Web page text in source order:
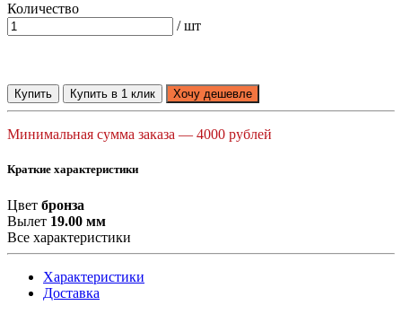
Количество
/ шт
Купить Купить в 1 клик Хочу дешевле
Минимальная сумма заказа — 4000 рублей
Краткие характеристики
Цвет бронза
Вылет 19.00 мм
Все характеристики
Характеристики
Доставка